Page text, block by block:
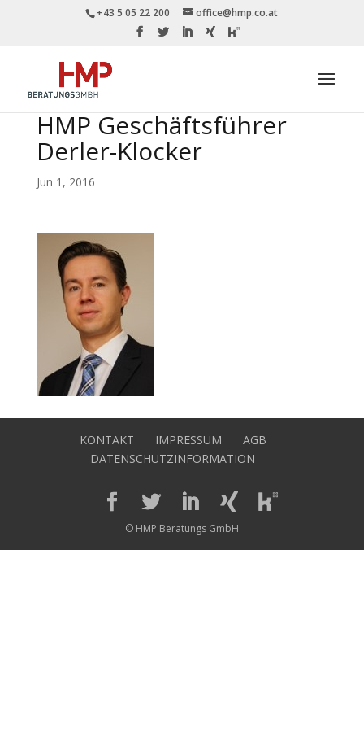
+43 5 05 22 200 office@hmp.co.at
HMP Geschäftsführer
Derler-Klocker
Jun 1, 2016
KONTAKT IMPRESSUM
AGB
DATENSCHUTZINFORMATION
© HMP Beratungs GmbH